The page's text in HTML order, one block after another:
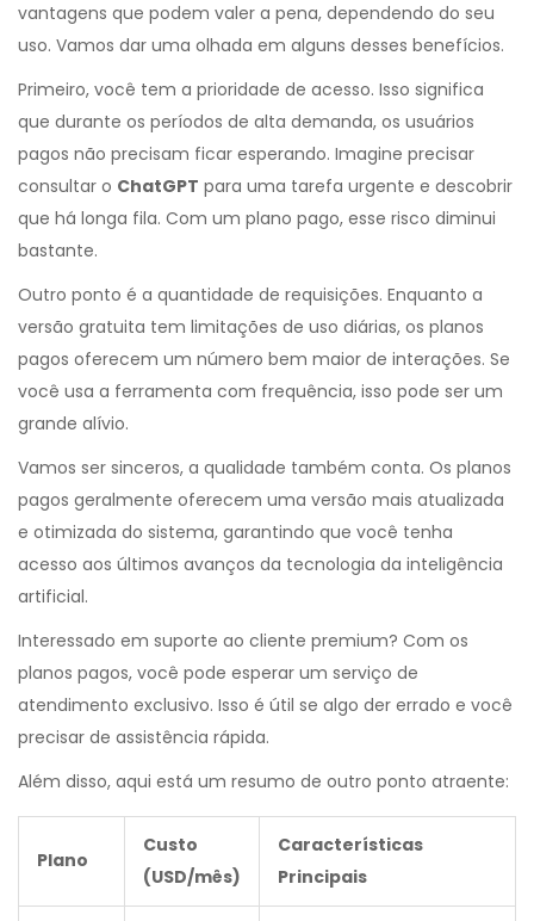
vantagens que podem valer a pena, dependendo do seu
uso. Vamos dar uma olhada em alguns desses benefícios.
Primeiro, você tem a prioridade de acesso. Isso significa
que durante os períodos de alta demanda, os usuários
pagos não precisam ficar esperando. Imagine precisar
consultar o ChatGPT para uma tarefa urgente e descobrir
que há longa fila. Com um plano pago, esse risco diminui
bastante.
Outro ponto é a quantidade de requisições. Enquanto a
versão gratuita tem limitações de uso diárias, os planos
pagos oferecem um número bem maior de interações. Se
você usa a ferramenta com frequência, isso pode ser um
grande alívio.
Vamos ser sinceros, a qualidade também conta. Os planos
pagos geralmente oferecem uma versão mais atualizada
e otimizada do sistema, garantindo que você tenha
acesso aos últimos avanços da tecnologia da inteligência
artificial.
Interessado em suporte ao cliente premium? Com os
planos pagos, você pode esperar um serviço de
atendimento exclusivo. Isso é útil se algo der errado e você
precisar de assistência rápida.
Além disso, aqui está um resumo de outro ponto atraente:
Plano
Custo
(USD/mês)
Características
Principais